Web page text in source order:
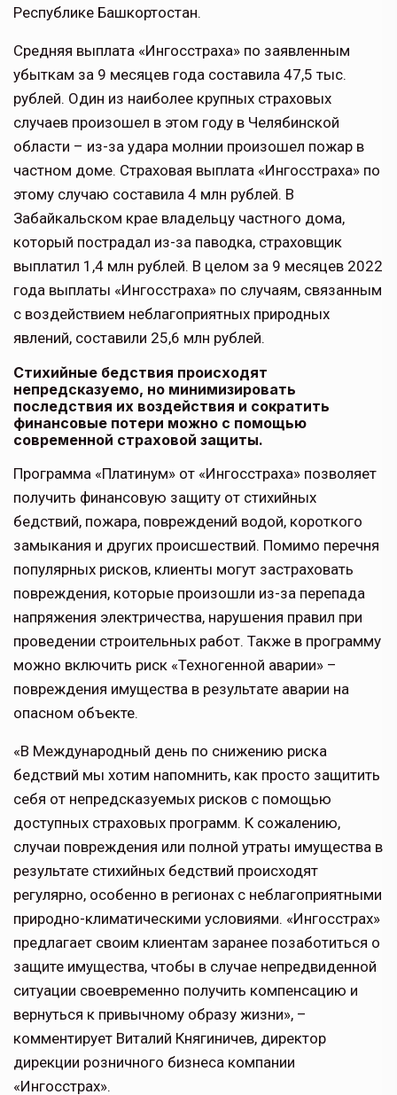
Республике Башкортостан.
Средняя выплата «Ингосстраха» по заявленным
убыткам за 9 месяцев года составила 47,5 тыс.
рублей. Один из наиболее крупных страховых
случаев произошел в этом году в Челябинской
области – из-за удара молнии произошел пожар в
частном доме. Страховая выплата «Ингосстраха» по
этому случаю составила 4 млн рублей. В
Забайкальском крае владельцу частного дома,
который пострадал из-за паводка, страховщик
выплатил 1,4 млн рублей. В целом за 9 месяцев 2022
года выплаты «Ингосстраха» по случаям, связанным
с воздействием неблагоприятных природных
явлений, составили 25,6 млн рублей.
Стихийные бедствия происходят
непредсказуемо, но минимизировать
последствия их воздействия и сократить
финансовые потери можно с помощью
современной страховой защиты.
Программа «Платинум» от «Ингосстраха» позволяет
получить финансовую защиту от стихийных
бедствий, пожара, повреждений водой, короткого
замыкания и других происшествий. Помимо перечня
популярных рисков, клиенты могут застраховать
повреждения, которые произошли из-за перепада
напряжения электричества, нарушения правил при
проведении строительных работ. Также в программу
можно включить риск «Техногенной аварии» –
повреждения имущества в результате аварии на
опасном объекте.
«В Международный день по снижению риска
бедствий мы хотим напомнить, как просто защитить
себя от непредсказуемых рисков с помощью
доступных страховых программ. К сожалению,
случаи повреждения или полной утраты имущества в
результате стихийных бедствий происходят
регулярно, особенно в регионах с неблагоприятными
природно-климатическими условиями. «Ингосстрах»
предлагает своим клиентам заранее позаботиться о
защите имущества, чтобы в случае непредвиденной
ситуации своевременно получить компенсацию и
вернуться к привычному образу жизни», –
комментирует Виталий Княгиничев, директор
дирекции розничного бизнеса компании
«Ингосстрах».